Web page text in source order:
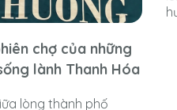
chợ của những
lành Thanh Hóa
lòng thành phố